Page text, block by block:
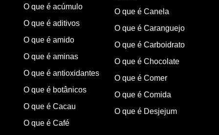
O que é acúmulo
O que é aditivos
O que é amido
O que é aminas
O que é antioxidantes
O que é botânicos
O que é Cacau
O que é Café
O que é Canela
O que é Caranguejo
O que é Carboidrato
O que é Chocolate
O que é Comer
O que é Comida
O que é Desjejum